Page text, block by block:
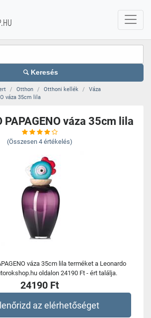
Keresés
Otthon Otthoni kellék
Váza
váza 35cm lila
PAPAGENO váza 35cm lila
(Összesen 4 értékelés)
váza 35cm lila terméket a Leonardo
oldalon 24190 Ft - ért találja.
24190 Ft
az elérhetőséget